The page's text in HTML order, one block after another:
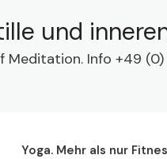
und
Info +49
Yoga. Mehr als nur